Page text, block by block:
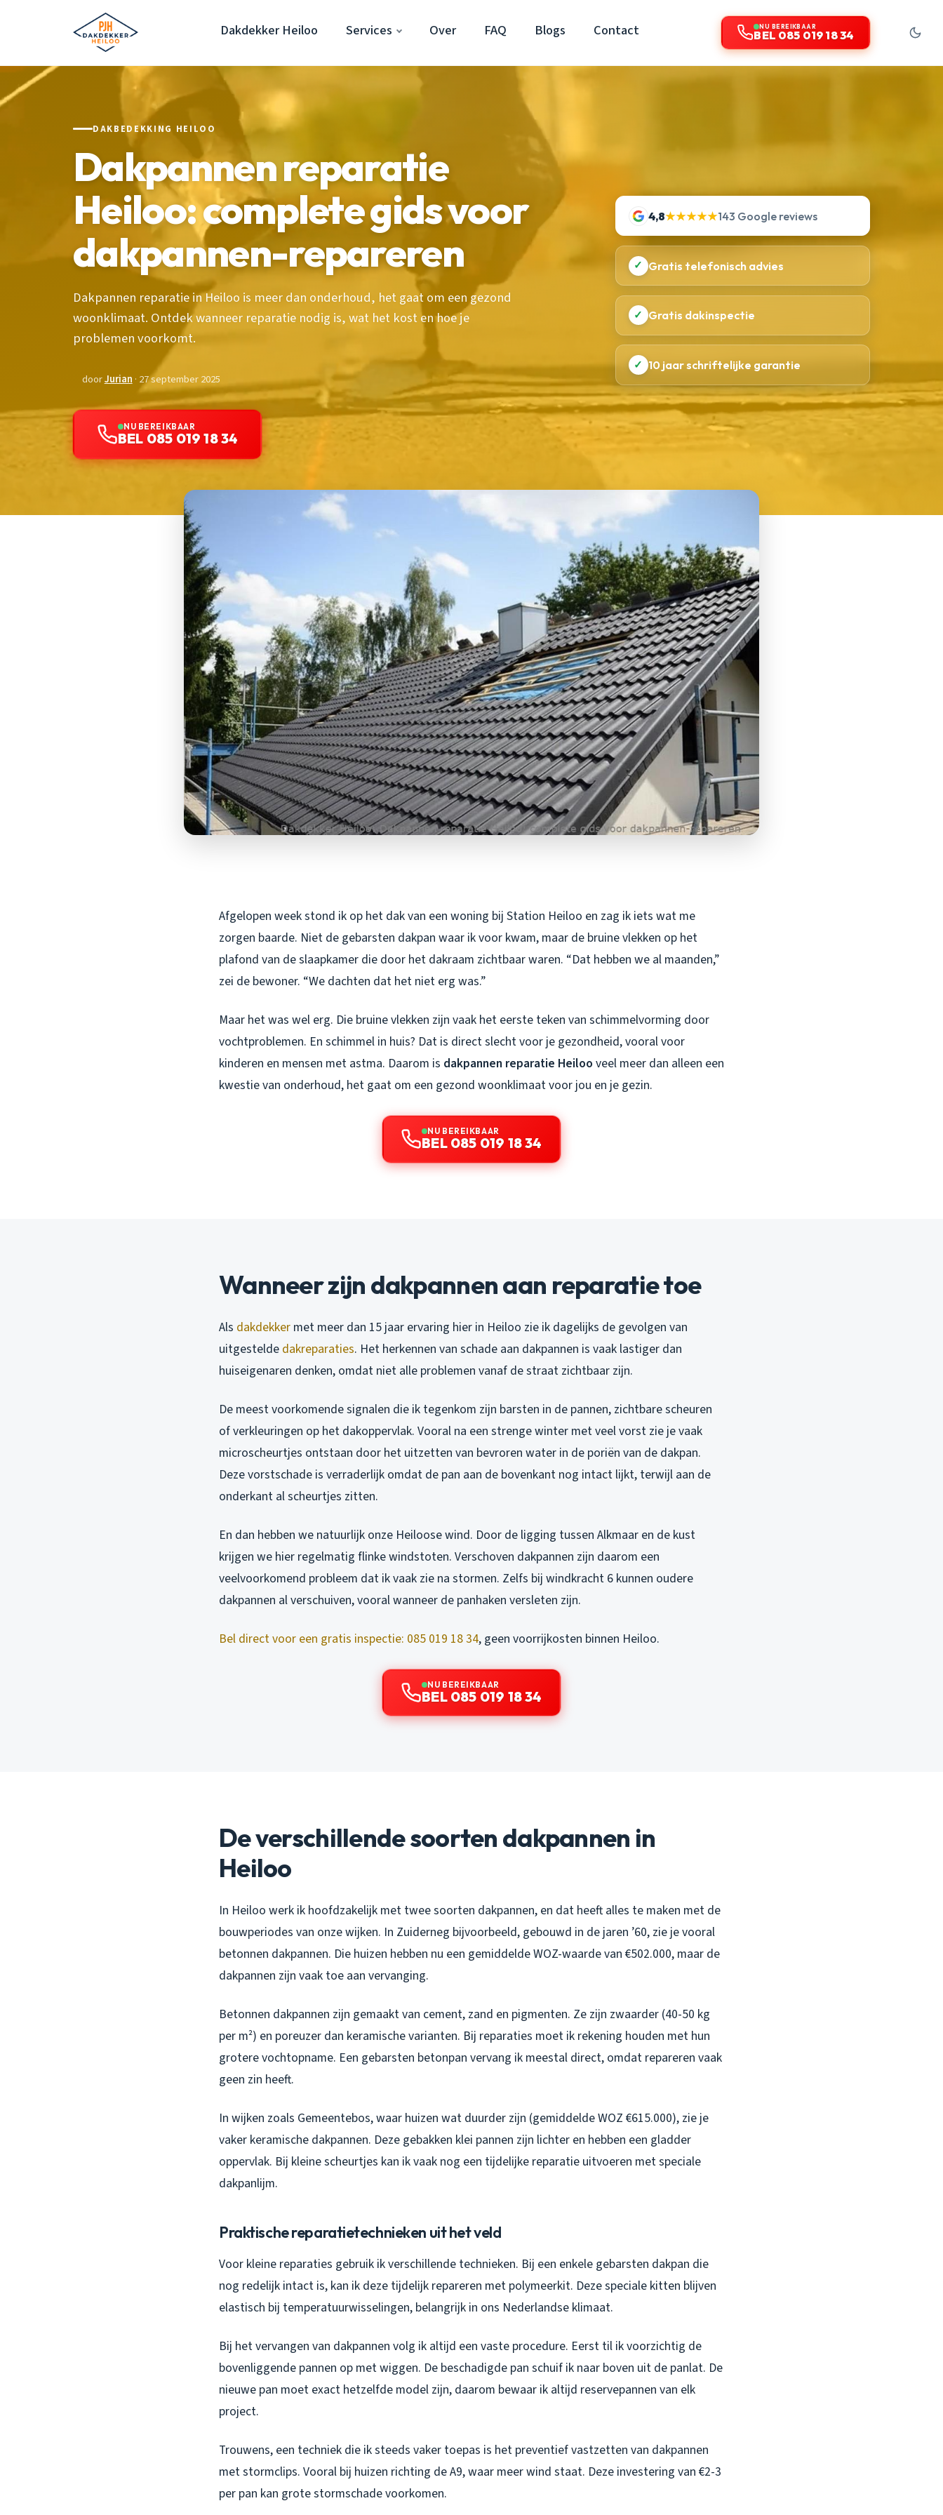
Dakdekker Heiloo Services Over FAQ Blogs Contact NU BEREIKBAAR
BEL 085 019 18 34
DAKBEDEKKING HEILOO
Dakpannen reparatie
Heiloo: complete gids voor
dakpannen-repareren
Dakpannen reparatie in Heiloo is meer dan onderhoud, het gaat om een gezond
woonklimaat. Ontdek wanneer reparatie nodig is, wat het kost en hoe je
problemen voorkomt.
doorJurian · 27 september 2025
NU BEREIKBAAR
BEL 085 019 18 34
4,8★★★★★143 Google reviews
✓ Gratis telefonisch advies
✓ Gratis dakinspectie
✓ 10 jaar schriftelijke garantie
Afgelopen week stond ik op het dak van een woning bij Station Heiloo en zag ik iets wat me
zorgen baarde. Niet de gebarsten dakpan waar ik voor kwam, maar de bruine vlekken op het
plafond van de slaapkamer die door het dakraam zichtbaar waren. “Dat hebben we al maanden,”
zei de bewoner. “We dachten dat het niet erg was.”
Maar het was wel erg. Die bruine vlekken zijn vaak het eerste teken van schimmelvorming door
vochtproblemen. En schimmel in huis? Dat is direct slecht voor je gezondheid, vooral voor
kinderen en mensen met astma. Daarom is dakpannen reparatie Heiloo veel meer dan alleen een
kwestie van onderhoud, het gaat om een gezond woonklimaat voor jou en je gezin.
NU BEREIKBAAR
BEL 085 019 18 34
Wanneer zijn dakpannen aan reparatie toe
Als dakdekker met meer dan 15 jaar ervaring hier in Heiloo zie ik dagelijks de gevolgen van
uitgestelde dakreparaties. Het herkennen van schade aan dakpannen is vaak lastiger dan
huiseigenaren denken, omdat niet alle problemen vanaf de straat zichtbaar zijn.
De meest voorkomende signalen die ik tegenkom zijn barsten in de pannen, zichtbare scheuren
of verkleuringen op het dakoppervlak. Vooral na een strenge winter met veel vorst zie je vaak
microscheurtjes ontstaan door het uitzetten van bevroren water in de poriën van de dakpan.
Deze vorstschade is verraderlijk omdat de pan aan de bovenkant nog intact lijkt, terwijl aan de
onderkant al scheurtjes zitten.
En dan hebben we natuurlijk onze Heiloose wind. Door de ligging tussen Alkmaar en de kust
krijgen we hier regelmatig flinke windstoten. Verschoven dakpannen zijn daarom een
veelvoorkomend probleem dat ik vaak zie na stormen. Zelfs bij windkracht 6 kunnen oudere
dakpannen al verschuiven, vooral wanneer de panhaken versleten zijn.
Bel direct voor een gratis inspectie: 085 019 18 34, geen voorrijkosten binnen Heiloo.
NU BEREIKBAAR
BEL 085 019 18 34
De verschillende soorten dakpannen in
Heiloo
In Heiloo werk ik hoofdzakelijk met twee soorten dakpannen, en dat heeft alles te maken met de
bouwperiodes van onze wijken. In Zuiderneg bijvoorbeeld, gebouwd in de jaren ’60, zie je vooral
betonnen dakpannen. Die huizen hebben nu een gemiddelde WOZ-waarde van €502.000, maar de
dakpannen zijn vaak toe aan vervanging.
Betonnen dakpannen zijn gemaakt van cement, zand en pigmenten. Ze zijn zwaarder (40-50 kg
per m²) en poreuzer dan keramische varianten. Bij reparaties moet ik rekening houden met hun
grotere vochtopname. Een gebarsten betonpan vervang ik meestal direct, omdat repareren vaak
geen zin heeft.
In wijken zoals Gemeentebos, waar huizen wat duurder zijn (gemiddelde WOZ €615.000), zie je
vaker keramische dakpannen. Deze gebakken klei pannen zijn lichter en hebben een gladder
oppervlak. Bij kleine scheurtjes kan ik vaak nog een tijdelijke reparatie uitvoeren met speciale
dakpanlijm.
Praktische reparatietechnieken uit het veld
Voor kleine reparaties gebruik ik verschillende technieken. Bij een enkele gebarsten dakpan die
nog redelijk intact is, kan ik deze tijdelijk repareren met polymeerkit. Deze speciale kitten blijven
elastisch bij temperatuurwisselingen, belangrijk in ons Nederlandse klimaat.
Bij het vervangen van dakpannen volg ik altijd een vaste procedure. Eerst til ik voorzichtig de
bovenliggende pannen op met wiggen. De beschadigde pan schuif ik naar boven uit de panlat. De
nieuwe pan moet exact hetzelfde model zijn, daarom bewaar ik altijd reservepannen van elk
project.
Trouwens, een techniek die ik steeds vaker toepas is het preventief vastzetten van dakpannen
met stormclips. Vooral bij huizen richting de A9, waar meer wind staat. Deze investering van €2-3
per pan kan grote stormschade voorkomen.